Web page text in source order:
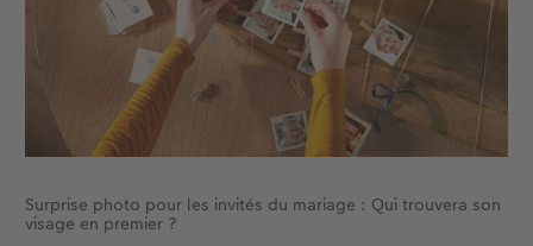
Surprise photo pour les invités du mariage : Qui trouvera son
visage en premier ?